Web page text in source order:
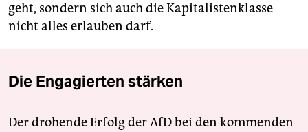
geht, sondern sich auch die Kapitalistenklasse
nicht alles erlauben darf.
Die Engagierten stärken
Der drohende Erfolg der AfD bei den kommenden